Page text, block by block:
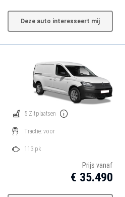
Deze auto interesseert mij
5 Zitplaatsen
Tractie: voor
113 pk
Prijs vanaf
€ 35.490